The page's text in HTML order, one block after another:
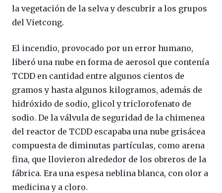
la vegetación de la selva y descubrir a los grupos
del Vietcong.
El incendio, provocado por un error humano,
liberó una nube en forma de aerosol que contenía
TCDD en cantidad entre algunos cientos de
gramos y hasta algunos kilogramos, además de
hidróxido de sodio, glicol y triclorofenato de
sodio. De la válvula de seguridad de la chimenea
del reactor de TCDD escapaba una nube grisácea
compuesta de diminutas partículas, como arena
fina, que llovieron alrededor de los obreros de la
fábrica. Era una espesa neblina blanca, con olor a
medicina y a cloro.